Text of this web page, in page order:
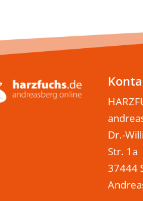
Dr.-
Str. 1a
37444